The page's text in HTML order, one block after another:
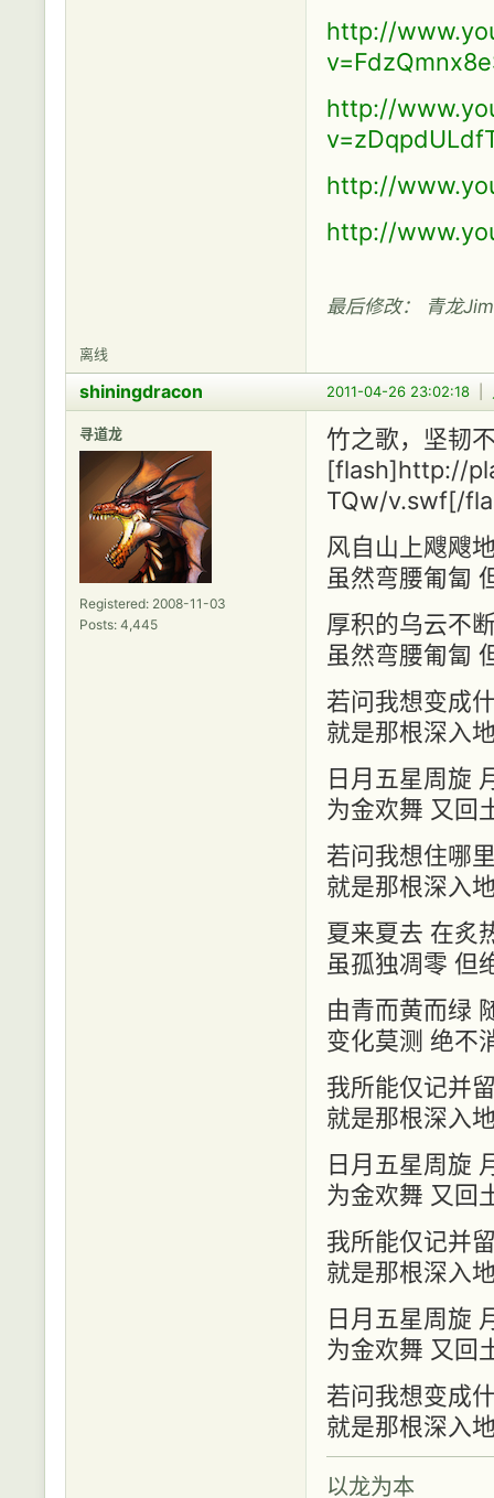
http://
http://
http://
http://
最后修改： 青龙
离线
2011-04-26 23:02:18
shiningdracon
寻道龙
Registered: 2008-11-03
Posts: 4,445
竹之歌，坚韧
[flash]http://
TQw/v.swf[/
风自山上飕飕
虽然弯腰匍匐
厚积的乌云不
虽然弯腰匍匐
若问我想变成
就是那根深入
日月五星周旋
为金欢舞 又回
若问我想住哪
就是那根深入
夏来夏去 在炙
虽孤独凋零 但
由青而黄而绿
变化莫测 绝不
我所能仅记并
就是那根深入
日月五星周旋
为金欢舞 又回
我所能仅记并
就是那根深入
日月五星周旋
为金欢舞 又回
若问我想变成
就是那根深入
以龙为本